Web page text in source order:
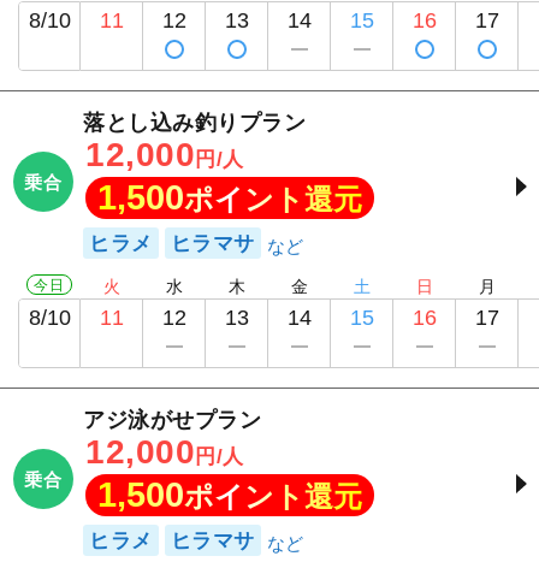
8/10 11 12 13 14 15 16 17
乗合
落とし込み釣りプラン
12,000 円/人
1,500ポイント還元
ヒラメ ヒラマサ
今日
8/10
火
11
水
12
木
13
金
14
土
15
日
16
月
17
乗合
アジ泳がせプラン
12,000 円/人
1,500ポイント還元
ヒラメ ヒラマサ